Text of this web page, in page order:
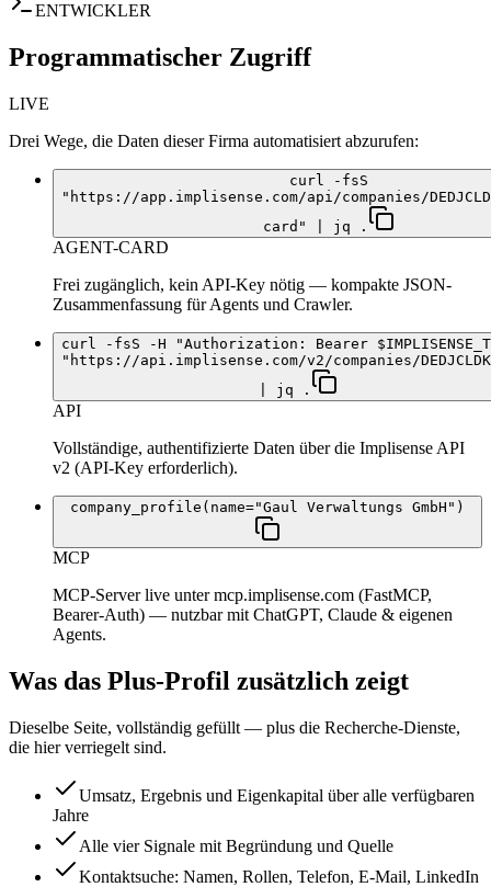
ENTWICKLER
Programmatischer Zugriff
LIVE
Drei Wege, die Daten dieser Firma automatisiert abzurufen:
curl -fsS
"https://app.implisense.com/api/companies/
card" | jq .
AGENT-CARD
Frei zugänglich, kein API-Key nötig — kompakte JSON-
Zusammenfassung für Agents und Crawler.
curl -fsS -H "Authorization: Bearer
"https://api.implisense.com/v2/companies/
| jq .
API
Vollständige, authentifizierte Daten über die Implisense API
v2 (API-Key erforderlich).
company_profile(name="Gaul Verwaltungs GmbH")
MCP
MCP-Server live unter mcp.implisense.com (FastMCP,
Bearer-Auth) — nutzbar mit ChatGPT, Claude & eigenen
Agents.
Was das Plus-Profil zusätzlich zeigt
Dieselbe Seite, vollständig gefüllt — plus die Recherche-Dienste,
die hier verriegelt sind.
Umsatz, Ergebnis und Eigenkapital über alle verfügbaren
Jahre
Alle vier Signale mit Begründung und Quelle
Kontaktsuche: Namen, Rollen, Telefon, E-Mail, LinkedIn